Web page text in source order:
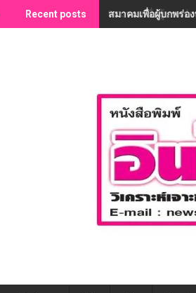
Recent posts “สมาคมเพื่อผู้บกพร่